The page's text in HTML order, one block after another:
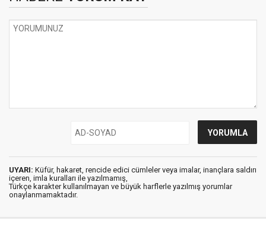
UYARI: Küfür, hakaret, rencide edici cümleler veya imalar, inançlara saldırı
içeren, imla kuralları ile yazılmamış,
Türkçe karakter kullanılmayan ve büyük harflerle yazılmış yorumlar
onaylanmamaktadır.